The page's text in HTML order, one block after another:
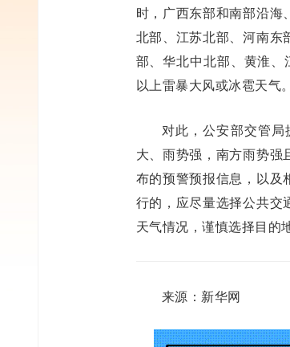
时，广西东部和南部沿
北部、江苏北部、河南东
部、华北中北部、黄淮
以上雷暴大风或冰雹天气。
对此，公安部交管
大、雨势强，南方雨势
布的预警预报信息，以及
行的，应尽量选择公共交
天气情况，谨慎选择目的
来源：新华网